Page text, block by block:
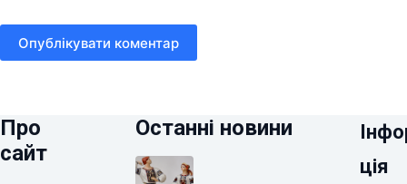
Опублікувати коментар
Про
сайт
Останні новини
ція